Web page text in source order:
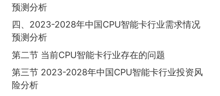
预测分析
四、2023-2028年中国CPU智能卡行业需求情况
预测分析
第二节 当前CPU智能卡行业存在的问题
第三节 2023-2028年中国CPU智能卡行业投资风
险分析